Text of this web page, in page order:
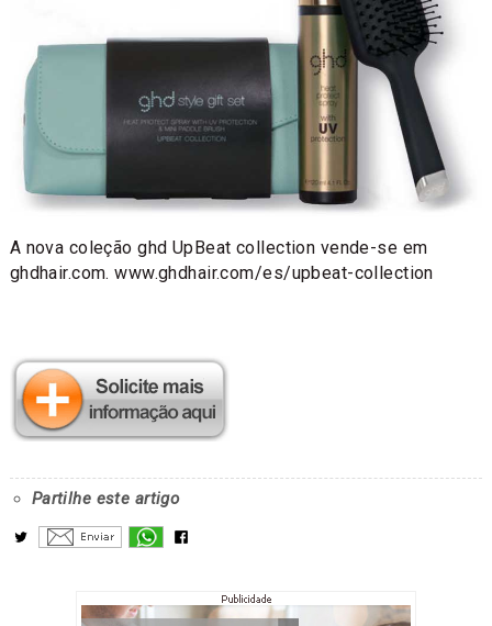
A nova coleção ghd UpBeat collection vende-se em
ghdhair.com. www.ghdhair.com/es/upbeat-collection
Partilhe este artigo